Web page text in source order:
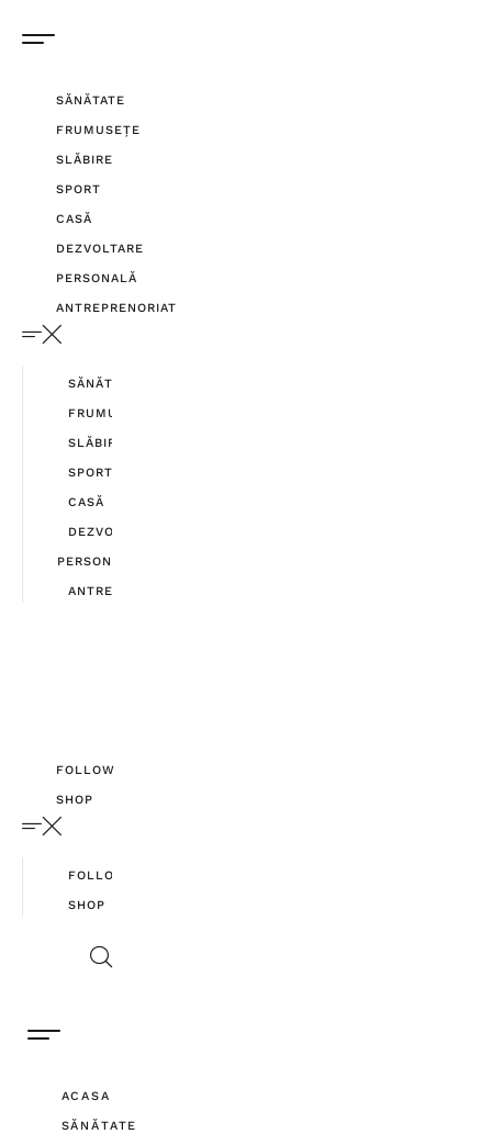
SĂNĂTATE
FRUMUSEȚE
SLĂBIRE
SPORT
CASĂ
DEZVOLTARE
PERSONALĂ
ANTREPRENORIAT
SĂNĂTATE
FRUMUSEȚE
SLĂBIRE
SPORT
CASĂ
DEZVOLTARE
PERSONALĂ
ANTREPRENORIAT
FOLLOW
SHOP
FOLLOW
SHOP
ACASA
SĂNĂTATE